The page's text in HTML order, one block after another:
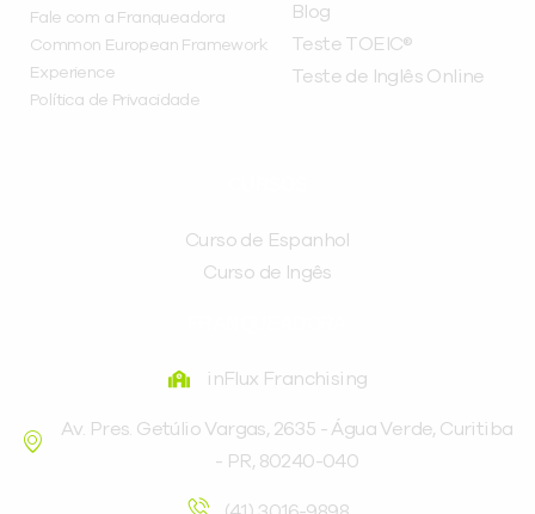
Fale com a Franqueadora
Common European Framework
Experience
Política de Privacidade
Blog
Teste TOEIC®
Teste de Inglês Online
Curso de Espanhol
Curso de Ingês
inFlux Franchising
Av. Pres. Getúlio Vargas, 2635 - Água Verde, Curitiba
- PR, 80240-040